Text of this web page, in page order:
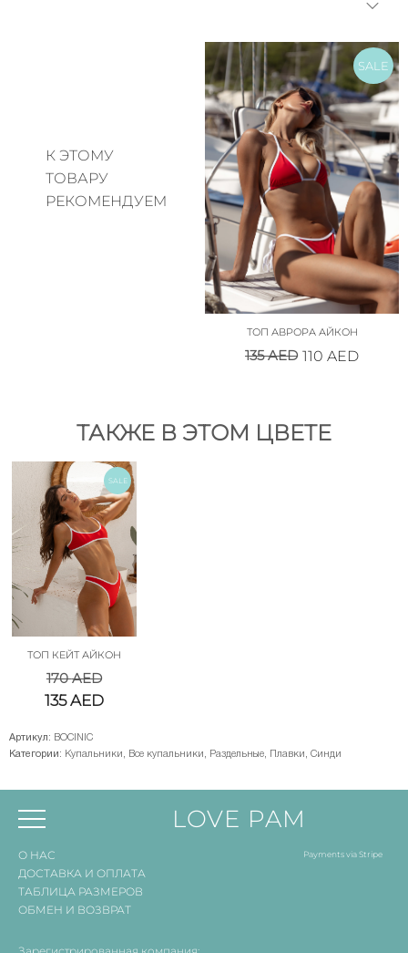
К ЭТОМУ
ТОВАРУ
РЕКОМЕНДУЕМ
SALE
ТОП АВРОРА АЙКОН
135AED 110 AED
ТАКЖЕ В ЭТОМ ЦВЕТЕ
SALE
ТОП КЕЙТ АЙКОН
170AED
135AED
Артикул: BOCINIC
Категории: Купальники Все купальники Раздельные Плавки Синди
LOVE PAM
О НАС
ДОСТАВКА И ОПЛАТА
ТАБЛИЦА РАЗМЕРОВ
ОБМЕН И ВОЗВРАТ
Payments via Stripe